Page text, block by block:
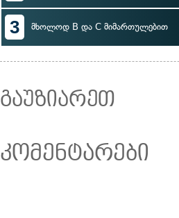
3 მხოლოდ B და C მიმართულებით
გაუზიარეთ
კომენტარები